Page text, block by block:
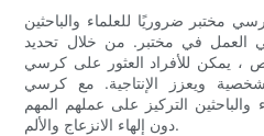
مختبر ضروريًا للعلماء والباحثين
العمل في مختبر. من خلال تحديد
، يمكن للأفراد العثور على كرسي
ويعزز الإنتاجية. مع كرسي
التركيز على عملهم المهم
دون إلهاء الانزعاج والألم.